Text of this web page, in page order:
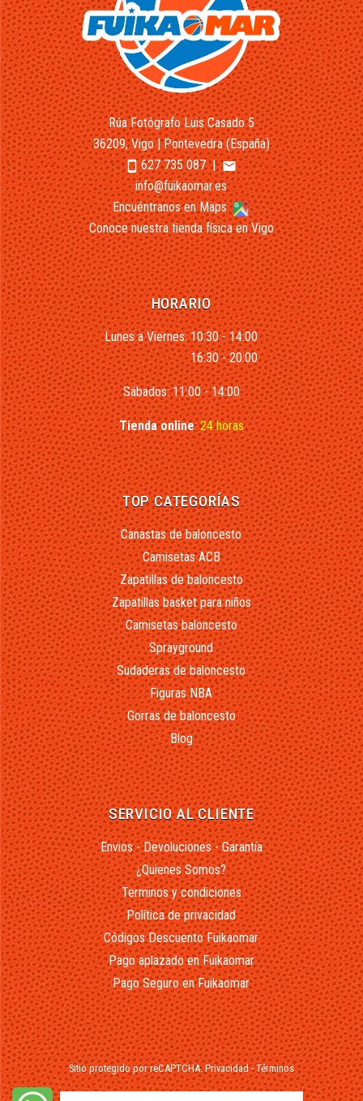
Rúa Fotógrafo Luis Casado 5
36209, Vigo | Pontevedra (España)
smartphone627 735 087|email
info@fuikaomar.es
Encuéntranos en Maps
Conoce nuestra tienda física en Vigo
HORARIO
Lunes a Viernes: 10:30 - 14:00
16:30 - 20:00
Sábados: 11:00 - 14:00
Tienda online:24 horas
TOP CATEGORÍAS
Canastas de baloncesto
Camisetas ACB
Zapatillas de baloncesto
Zapatillas basket para niños
Camisetas baloncesto
Sprayground
Sudaderas de baloncesto
Figuras NBA
Gorras de baloncesto
Blog
SERVICIO AL CLIENTE
Envios - Devoluciones - Garantía
¿Quienes Somos?
Terminos y condiciones
Política de privacidad
Códigos Descuento Fuikaomar
Pago aplazado en Fuikaomar
Pago Seguro en Fuikaomar
Sitio protegido por reCAPTCHA.Privacidad-Términos